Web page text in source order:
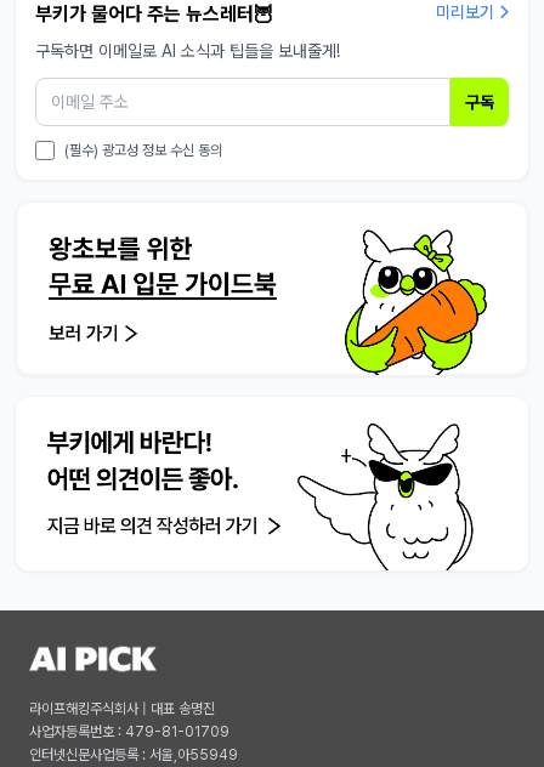
부키가 물어다 주는 뉴스레터🦉
미리보기
구독하면 이메일로 AI 소식과 팁들을 보내줄게!
구독
(필수) 광고성 정보 수신 동의
라이프해킹주식회사 | 대표 송명진
사업자등록번호 : 479-81-01709
인터넷신문사업등록 : 서울,아55949